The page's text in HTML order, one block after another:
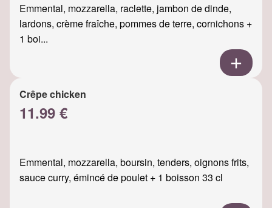
Emmental, mozzarella, raclette, jambon de dinde,
lardons, crème fraîche, pommes de terre, cornichons +
1 boi...
Crêpe chicken
11.99 €
Emmental, mozzarella, boursin, tenders, oignons frits,
sauce curry, émincé de poulet + 1 boisson 33 cl